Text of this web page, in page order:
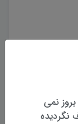
نمی